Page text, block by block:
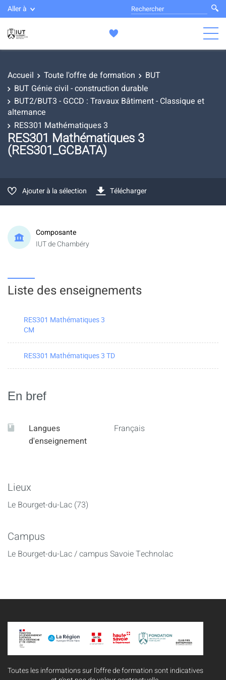
Aller à
Accueil Toute l'offre de formation
BUT
BUT Génie civil - construction durable
BUT2/BUT3 - GCCD : Travaux Bâtiment - Classique et
alternance
RES301 Mathématiques 3
RES301 Mathématiques 3
(RES301_GCBATA)
Ajouter à la sélection Télécharger
Composante
IUT de Chambéry
Liste des enseignements
RES301 Mathématiques 3
CM
RES301 Mathématiques 3 TD
En bref
Langues
d'enseignement
Français
Lieux
Le Bourget-du-Lac (73)
Campus
Le Bourget-du-Lac / campus Savoie Technolac
Toutes les informations sur l'offre de formation sont indicatives